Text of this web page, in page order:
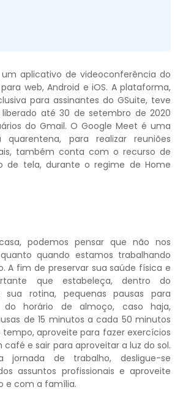
aplicativo de videoconferência do
web, Android e iOS. A plataforma,
para assinantes do GSuite, teve
até 30 de setembro de 2020
do Gmail. O Google Meet é uma
quarentena, para realizar reuniões
também conta com o recurso de
de tela, durante o regime de Home
podemos pensar que não nos
quando estamos trabalhando
A fim de preservar sua saúde física e
que estabeleça, dentro do
sua rotina, pequenas pausas para
do horário de almoço, caso haja,
de 15 minutos a cada 50 minutos
tempo, aproveite para fazer exercícios
e sair para aproveitar a luz do sol.
de trabalho, desligue-se
assuntos profissionais e aproveite
e com a família.